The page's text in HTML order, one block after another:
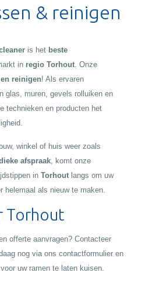
& reinigen
is het beste
in regio Torhout. Onze
reinigen! Als ervaren
glas, muren, gevels rolluiken en
technieken en producten het
winkel of huis weer zoals
afspraak, komt onze
in Torhoutlangs om uw
helemaal als nieuw te maken.
Torhout
offerte aanvragen? Contacteer
nog via ons contactformulier en
uw ramen te laten kuisen.